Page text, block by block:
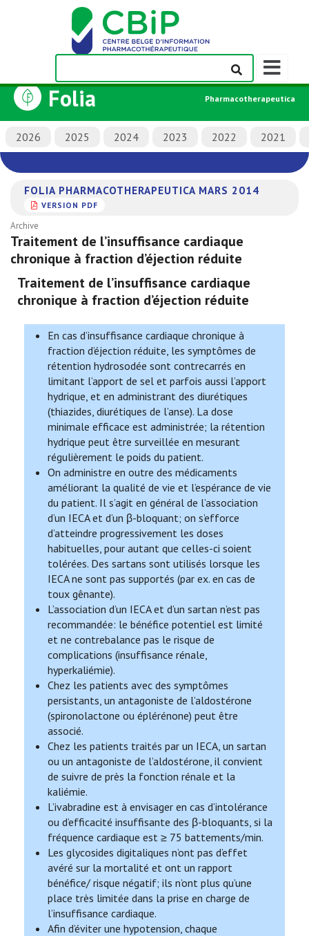
Afficher/
la
de
navigation
Folia Pharmacotherapeutica
2026 2025 2024 2023 2022 2021
FOLIA PHARMACOTHERAPEUTICA MARS 2014
VERSION PDF
Archive
Traitement de l’insuffisance cardiaque
chronique à fraction d’éjection réduite
Traitement de l’insuffisance cardiaque
chronique à fraction d’éjection réduite
En cas d’insuffisance cardiaque chronique à
fraction d’éjection réduite, les symptômes de
rétention hydrosodée sont contrecarrés en
limitant l’apport de sel et parfois aussi l’apport
hydrique, et en administrant des diurétiques
(thiazides, diurétiques de l’anse). La dose
minimale efficace est administrée; la rétention
hydrique peut être surveillée en mesurant
régulièrement le poids du patient.
On administre en outre des médicaments
améliorant la qualité de vie et l’espérance de vie
du patient. Il s’agit en général de l’association
d’un IECA et d’un β-bloquant; on s’efforce
d’atteindre progressivement les doses
habituelles, pour autant que celles-ci soient
tolérées. Des sartans sont utilisés lorsque les
IECA ne sont pas supportés (par ex. en cas de
toux gênante).
L’association d’un IECA et d’un sartan n’est pas
recommandée: le bénéfice potentiel est limité
et ne contrebalance pas le risque de
complications (insuffisance rénale,
hyperkaliémie).
Chez les patients avec des symptômes
persistants, un antagoniste de l’aldostérone
(spironolactone ou éplérénone) peut être
associé.
Chez les patients traités par un IECA, un sartan
ou un antagoniste de l’aldostérone, il convient
de suivre de près la fonction rénale et la
kaliémie.
L’ivabradine est à envisager en cas d’intolérance
ou d’efficacité insuffisante des β-bloquants, si la
fréquence cardiaque est ≥ 75 battements/min.
Les glycosides digitaliques n’ont pas d’effet
avéré sur la mortalité et ont un rapport
bénéfice/ risque négatif; ils n’ont plus qu’une
place très limitée dans la prise en charge de
l’insuffisance cardiaque.
Afin d’éviter une hypotension, chaque